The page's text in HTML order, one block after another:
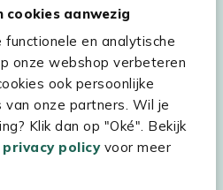
cookies aanwezig
functionele en analytische
onze webshop verbeteren
ook persoonlijke
onze partners. Wil je
Klik dan op "Oké". Bekijk
privacy policyvoor meer